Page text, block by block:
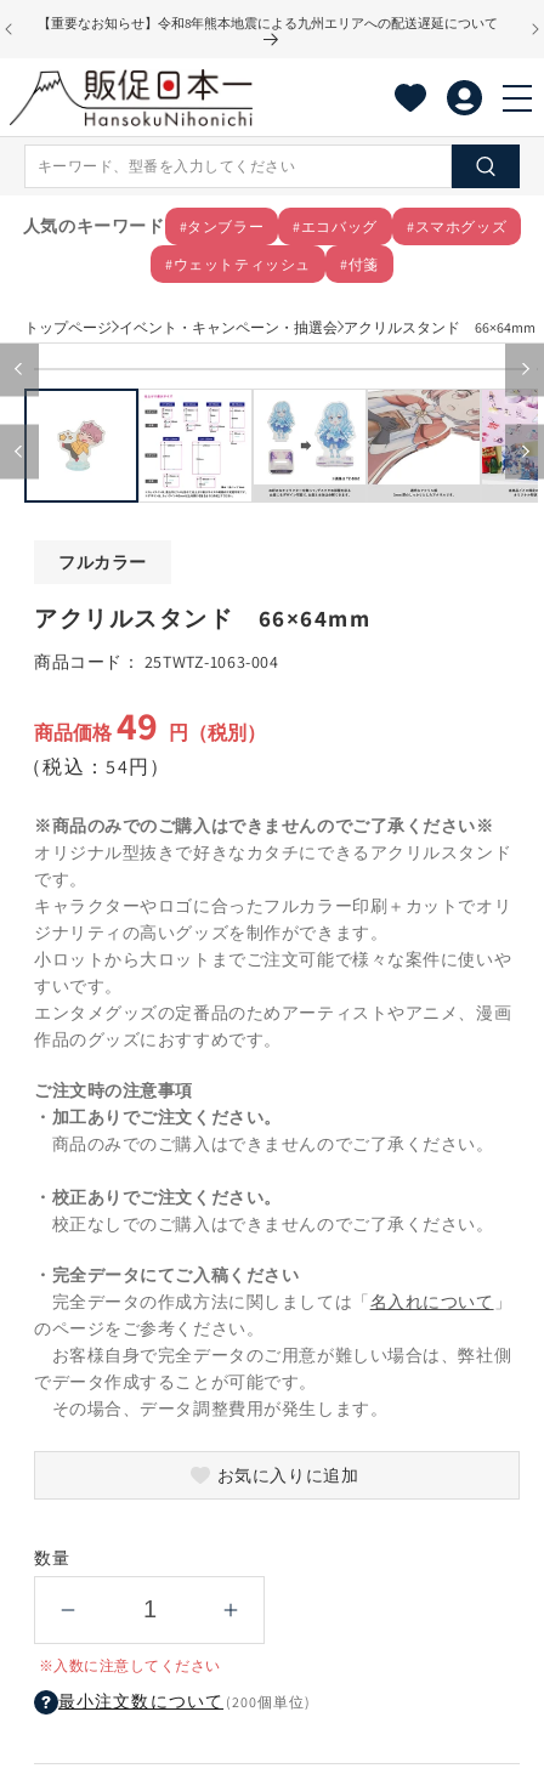
ンツに
【重要なお知らせ】令和8年熊本地震による九州エリアへの配送遅延について
人気のキーワード #タンブラー #エコバッグ #スマホグッズ
#ウェットティッシュ #付箋
トップページ イベント・キャンペーン・抽選会 アクリルスタンド 66×64mm
商品情
報にス
キップ
ー
ダ
デ
開
フルカラー
アクリルスタンド 66×64mm
商品コード： SKU:
25TWTZ-1063-004
商品価格 通
常
価
格
49 円（税別）
（税込：54円）
※商品のみでのご購入はできませんのでご了承ください※
オリジナル型抜きで好きなカタチにできるアクリルスタンド
です。
キャラクターやロゴに合ったフルカラー印刷＋カットでオリ
ジナリティの高いグッズを制作ができます。
小ロットから大ロットまでご注文可能で様々な案件に使いや
すいです。
エンタメグッズの定番品のためアーティストやアニメ、漫画
作品のグッズにおすすめです。
ご注文時の注意事項
・加工ありでご注文ください。
商品のみでのご購入はできませんのでご了承ください。
・校正ありでご注文ください。
校正なしでのご購入はできませんのでご了承ください。
・完全データにてご入稿ください
完全データの作成方法に関しましては「名入れについて 」
のページをご参考ください。
お客様自身で完全データのご用意が難しい場合は、弊社側
でデータ作成することが可能です。
その場合、データ調整費用が発生します。
お気に入りに追加
数量
ク
リ
ル
タ
ア
ク
ル
タ
※入数に注意してください
最小注文数について (200個単位)